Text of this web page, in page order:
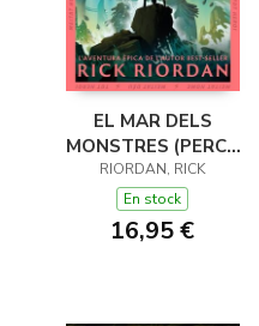
EL MAR DELS
MONSTRES (PERCY
JACKSON I ELS DÉUS
DE L'OLIMP 2)
RIORDAN, RICK
En stock
16,95 €